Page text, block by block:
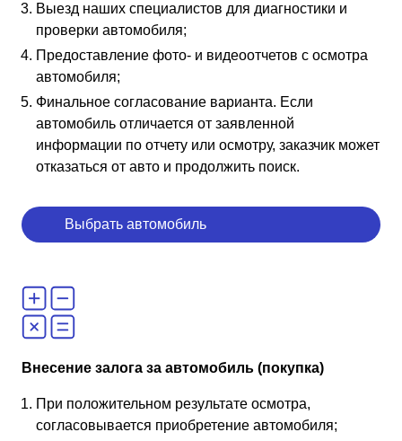
Выезд наших специалистов для диагностики и
проверки автомобиля;
Предоставление фото- и видеоотчетов с осмотра
автомобиля;
Финальное согласование варианта. Если
автомобиль отличается от заявленной
информации по отчету или осмотру, заказчик может
отказаться от авто и продолжить поиск.
Выбрать автомобиль
Внесение залога за автомобиль (покупка)
При положительном результате осмотра,
согласовывается приобретение автомобиля;